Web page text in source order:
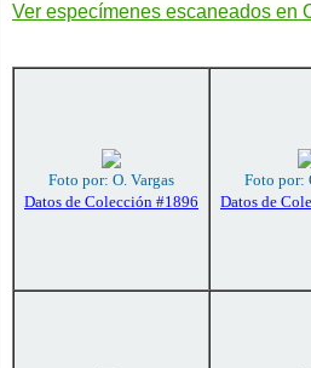
Ver especímenes escaneados en
Foto por: O. Vargas
Datos de Colección #1896
Foto por:
Datos de